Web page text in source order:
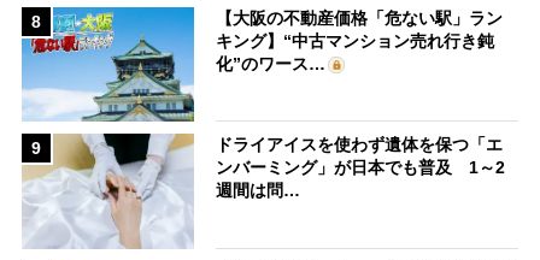
8
【大阪の不動産価格「危ない駅」ラン
キング】“中古マンション売れ行き鈍
化”のワース…
9
ドライアイスを使わず遺体を保つ「エ
ンバーミング」が日本でも普及 1～2
週間は問…